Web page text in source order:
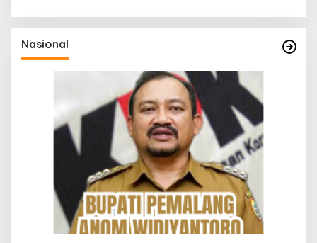
Nasional